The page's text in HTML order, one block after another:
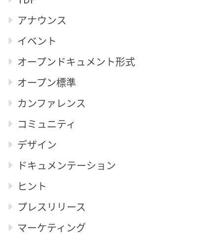
アナウンス
イベント
オープンドキュメント形式
オープン標準
カンファレンス
コミュニティ
デザイン
ドキュメンテーション
ヒント
プレスリリース
マーケティング